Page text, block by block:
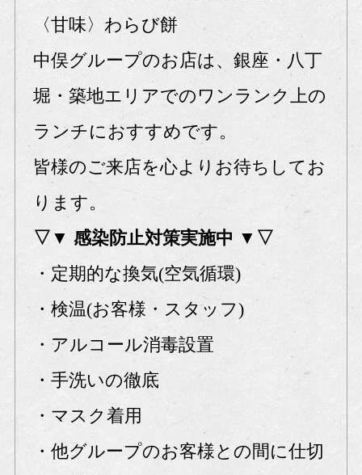
〈甘味〉わらび餅
中俣グループのお店は、銀座・八丁
堀・築地エリアでのワンランク上の
ランチにおすすめです。
皆様のご来店を心よりお待ちしてお
ります。
▽▼ 感染防止対策実施中 ▼▽
・定期的な換気(空気循環)
・検温(お客様・スタッフ)
・アルコール消毒設置
・手洗いの徹底
・マスク着用
・他グループのお客様との間に仕切